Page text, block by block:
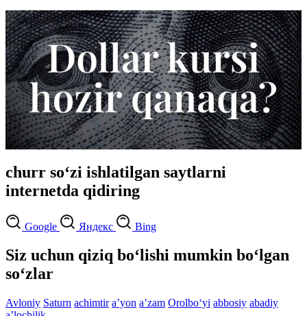
churr so‘zi ishlatilgan saytlarni
internetda qidiring
Google Яндекс Bing
Siz uchun qiziq bo‘lishi mumkin bo‘lgan
so‘zlar
Avloniy Saturn achimtir aʼyon aʼzam Orolbo‘yi abbosiy abadiy